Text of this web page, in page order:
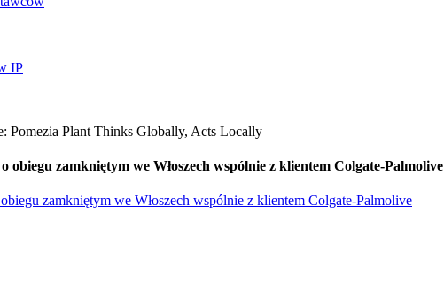
IP
obiegu zamkniętym we Włoszech wspólnie z klientem Colgate-Palmolive
zamkniętym we Włoszech wspólnie z klientem Colgate-Palmolive